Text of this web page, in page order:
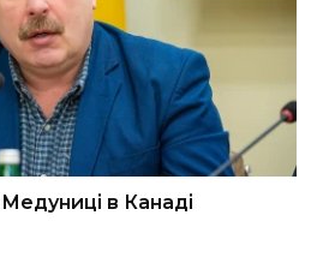
в Канаді